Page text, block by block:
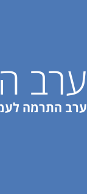
ערב
ערב התרמה